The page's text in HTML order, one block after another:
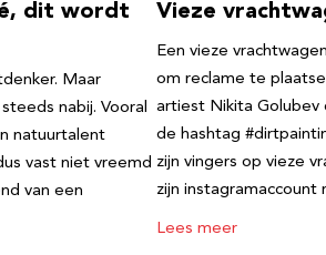
dit wordt
Maar
nabij. Vooral
natuurtalent
vast niet vreemd
van een
Vieze
Een vieze
om reclame te
artiest Nikita Golubev
de hashtag
zijn vingers op vieze
zijn
Lees meer